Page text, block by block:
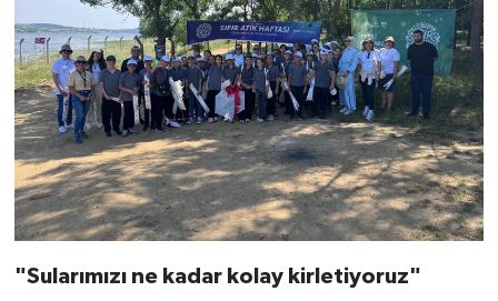
"Sularımızı ne kadar kolay kirletiyoruz"